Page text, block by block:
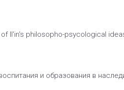
Il'in's philosopho-psycological
и образования в